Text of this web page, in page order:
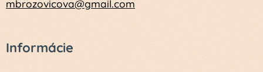
mbrozovicova@gmail.com
Informácie